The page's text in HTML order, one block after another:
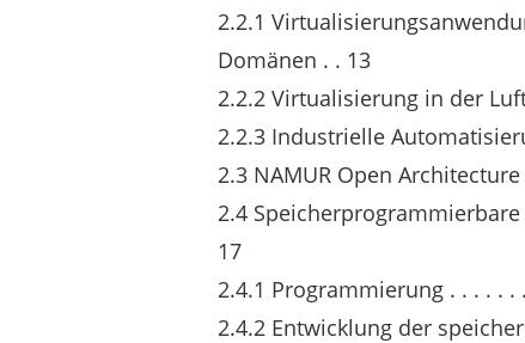
2.2.1
Domänen . . 13
2.2.2 Virtualisierung in der
2.2.3 Industrielle
2.3 NAMUR Open
2.4 Speicherprogrammierbare
17
2.4.1 Programmierung . . . . . .
2.4.2 Entwicklung der